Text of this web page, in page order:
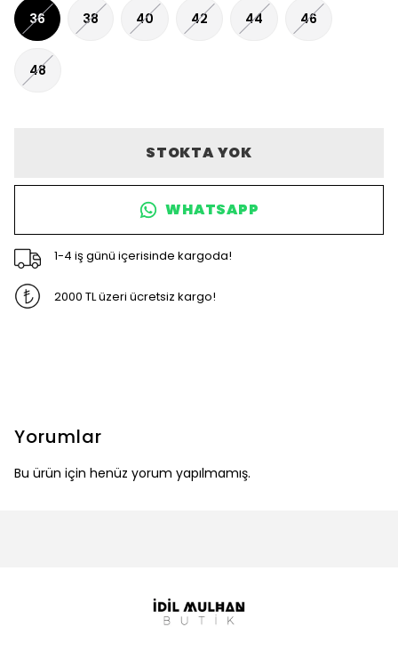
36 38 40 42 44 46
48
STOKTA YOK
WHATSAPP
1-4 iş günü içerisinde kargoda!
2000 TL üzeri ücretsiz kargo!
Yorumlar
Bu ürün için henüz yorum yapılmamış.